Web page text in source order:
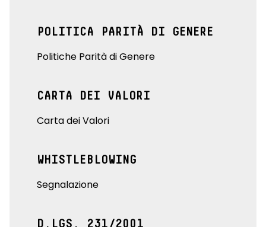
POLITICA PARITÀ DI GENERE
Politiche Parità di Genere
CARTA DEI VALORI
Carta dei Valori
WHISTLEBLOWING
Segnalazione
D.LGS. 231/2001